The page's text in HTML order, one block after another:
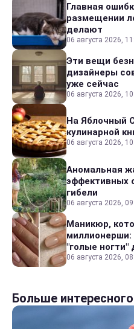
Главная
размещении
делают
06 августа 2026,
Эти вещи
дизайнеры
уже сейчас
06 августа 2026,
На Яблочный
кулинарной
06 августа 2026,
Аномальная
эффективных
гибели
06 августа 2026,
Маникюр,
миллионерши:
"голые ногти"
06 августа 2026,
Больше интересного